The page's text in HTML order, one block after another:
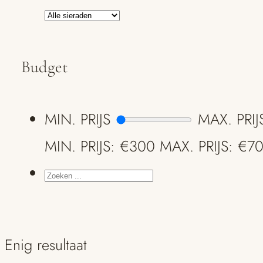
Budget
MIN. PRIJS
MAX.
MIN. PRIJS: €300 MAX. PRIJS:
ZOEKEN
Enig resultaat